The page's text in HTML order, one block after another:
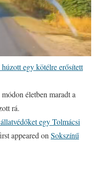
egy kötélre erősített
életben maradt a
rá.
egy Tolmácsi
appeared on Sokszínű